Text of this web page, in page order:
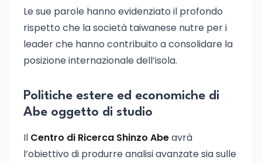
Le sue parole hanno evidenziato il profondo
rispetto che la società taiwanese nutre per i
leader che hanno contribuito a consolidare la
posizione internazionale dell’isola.
Politiche estere ed economiche di
Abe oggetto di studio
Il Centro di Ricerca Shinzo Abeavrà
l’obiettivo di produrre analisi avanzate sia sulle